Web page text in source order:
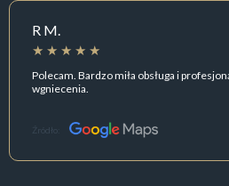
R M.
Polecam. Bardzo miła obsługa i
wgniecenia.
Źródło: